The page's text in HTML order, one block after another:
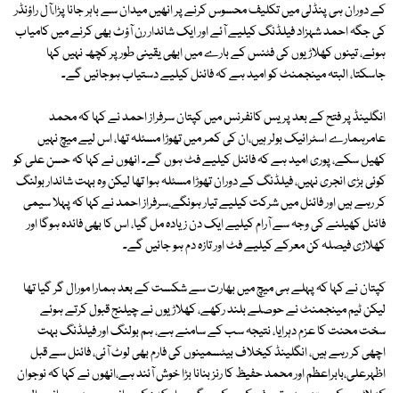
کے دوران ہی پنڈلی میں تکلیف محسوس کرنے پر انھیں میدان سے باہر جانا پڑا،آل راؤنڈر
کی جگہ احمد شہزاد فیلڈنگ کیلیے آئے اور ایک شاندار رن آؤٹ بھی کرنے میں کامیاب
ہوئے، تینوں کھلاڑیوں کی فٹنس کے بارے میں ابھی یقینی طور پر کچھ نہیں کہا
جاسکتا، البتہ مینجمنٹ کو امید ہے کہ فائنل کیلیے دستیاب ہوجائیں گے۔
انگلینڈ پر فتح کے بعد پریس کانفرنس میں کپتان سرفراز احمد نے کہا کہ محمد
عامرہمارے اسٹرائیک بولر ہیں،ان کی کمر میں تھوڑا مسئلہ تھا، اس لیے میچ نہیں
کھیل سکے، پوری امید ہے کہ فائنل کیلیے فٹ ہوں گے۔ انھوں نے کہا کہ حسن علی کو
کوئی بڑی انجری نہیں، فیلڈنگ کے دوران تھوڑا مسئلہ ہوا تھا لیکن وہ بہت شاندار بولنگ
کر رہے ہیں اور فائنل میں شرکت کیلیے تیار ہونگے،سرفراز احمد نے کہا کہ پہلا سیمی
فائنل کھیلنے کی وجہ سے آرام کیلیے ایک دن زیادہ مل گیا، اس کا بھی فائدہ ہوگا اور
کھلاڑی فیصلہ کن معرکے کیلیے فٹ اور تازہ دم ہو جائیں گے۔
کپتان نے کہا کہ پہلے ہی میچ میں بھارت سے شکست کے بعد ہمارا مورال گر گیا تھا
لیکن ٹیم مینجمنٹ نے حوصلے بلند رکھے، کھلاڑیوں نے چیلنج قبول کرتے ہوئے
سخت محنت کا عزم دہرایا، نتیجہ سب کے سامنے ہے، ہم بولنگ اور فیلڈنگ بہت
اچھی کر رہے ہیں، انگلینڈ کیخلاف بیٹسمینوں کی فارم بھی لوٹ آئی، فائنل سے قبل
اظہرعلی،بابراعظم اور محمد حفیظ کا رنز بنانا بڑا خوش آئند ہے،انھوں نے کہا کہ نوجوان